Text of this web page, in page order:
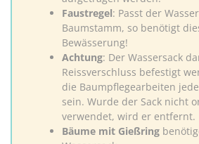
Faustregel: Passt der
Baumstamm, so benötigt
Bewässerung!
Achtung: Der Wassersack
Reissverschluss befestigt
die Baumpflegearbeiten
sein. Wurde der Sack nicht
verwendet, wird er entfernt.
Bäume mit Gießring